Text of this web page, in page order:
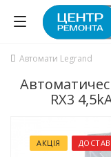
Автомати Legrand
RX3
АКЦІЯ